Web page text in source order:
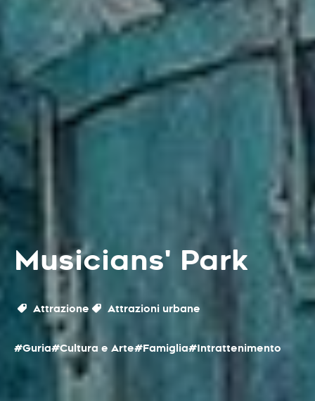
Musicians' Park
Attrazione Attrazioni urbane
#Guria#Cultura e Arte#Famiglia#Intrattenimento